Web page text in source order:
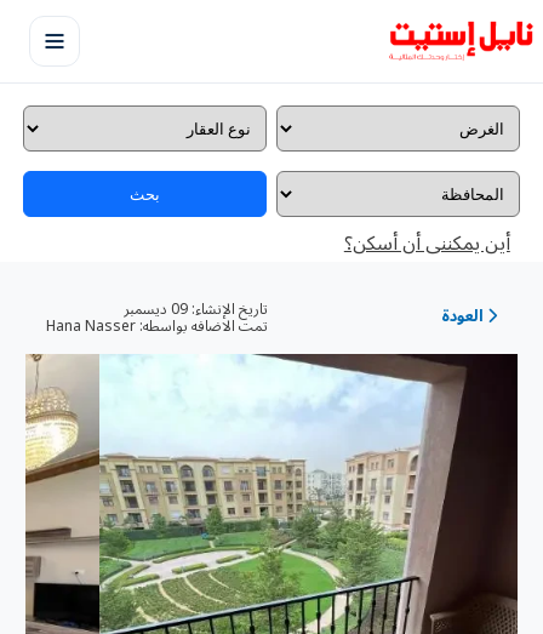
بحث
أين يمكننى أن أسكن؟
العودة تاريخ الإنشاء:
تمت الاضافه بواسطه: Hana Nasser